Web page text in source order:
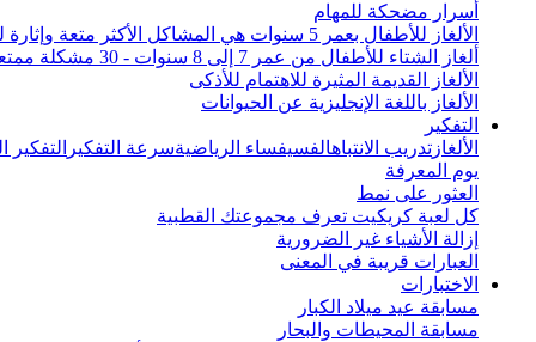
أسرار مضحكة للمهام
الألغاز للأطفال بعمر 5 سنوات هي المشاكل الأكثر متعة وإثارة للاهتمام من جميع أنحاء العالم
ألغاز الشتاء للأطفال من عمر 7 إلى 8 سنوات - 30 مشكلة ممتعة
الألغاز القديمة المثيرة للاهتمام للأذكى
الألغاز باللغة الإنجليزية عن الحيوانات
التفكير
الألغاز تدريب الانتباهالفسيفساء الرياضيةسرعة التفكير
يوم المعرفة
العثور على نمط
كل لعبة كريكيت تعرف مجموعتك القطبية
إزالة الأشياء غير الضرورية
العبارات قريبة في المعنى
الاختبارات
مسابقة عيد ميلاد الكبار
مسابقة المحيطات والبحار